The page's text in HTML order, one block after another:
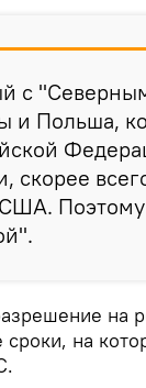
с
и Польша,
скорее
США.
на
сроки, на